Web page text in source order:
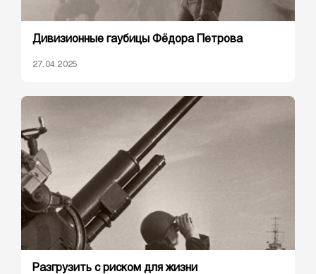
Дивизионные гаубицы Фёдора Петрова
27.04.2025
Разгрузить с риском для жизни